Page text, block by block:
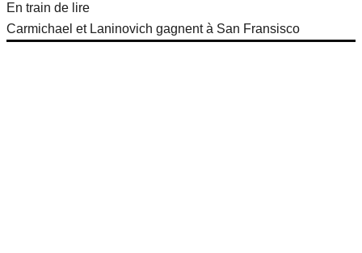
En train de lire
Carmichael et Laninovich gagnent à San Fransisco